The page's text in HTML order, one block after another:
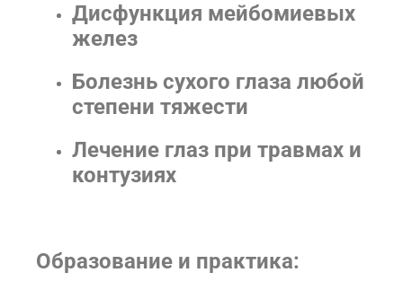
Дисфункция мейбомиевых
желез
Болезнь сухого глаза любой
степени тяжести
Лечение глаз при травмах и
контузиях
Образование и практика: